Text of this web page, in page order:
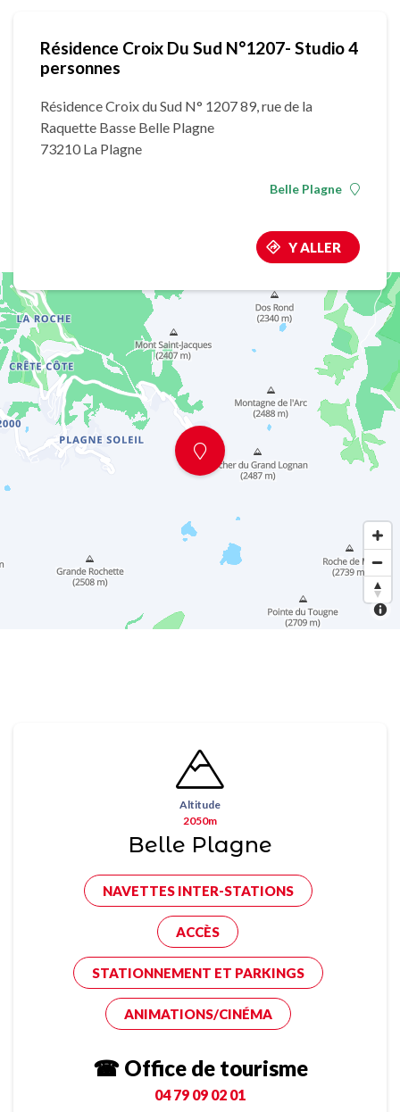
Résidence Croix Du Sud N°1207- Studio 4
personnes
Résidence Croix du Sud N° 1207 89, rue de la
Raquette Basse Belle Plagne
73210 La Plagne
Belle Plagne
Y ALLER
Altitude
2050m
Belle Plagne
NAVETTES INTER-STATIONS
ACCÈS
STATIONNEMENT ET PARKINGS
ANIMATIONS/CINÉMA
☎ Office de tourisme
04 79 09 02 01